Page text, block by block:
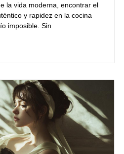
la vida moderna, encontrar el
y rapidez en la cocina
imposible. Sin